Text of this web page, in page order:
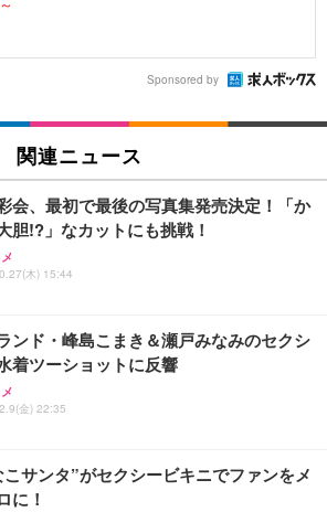
Sponsored by
関連ニュース
会、最初で最後の写真集発売決定！「か
胆!?」なカットにも挑戦！
木) 15:44
ンド・峰島こまき＆瀬戸みなみのセクシ
着ツーショットに反響
金) 22:35
こサンタ”がセクシービキニでファンをメ
に！